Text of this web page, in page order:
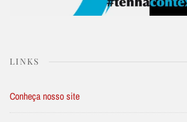
LINKS
Conheça nosso site